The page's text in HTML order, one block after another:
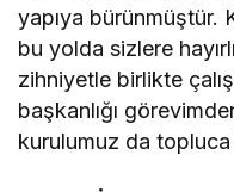
yapıya bürünmüştür.
bu yolda sizlere
zihniyetle birlikte
başkanlığı
kurulumuz da